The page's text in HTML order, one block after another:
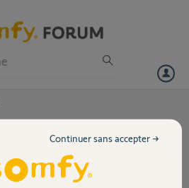
une porte de garage
hormann que j aimerai ouvrir ou
somfy multi-application que je
Continuer sans accepter →